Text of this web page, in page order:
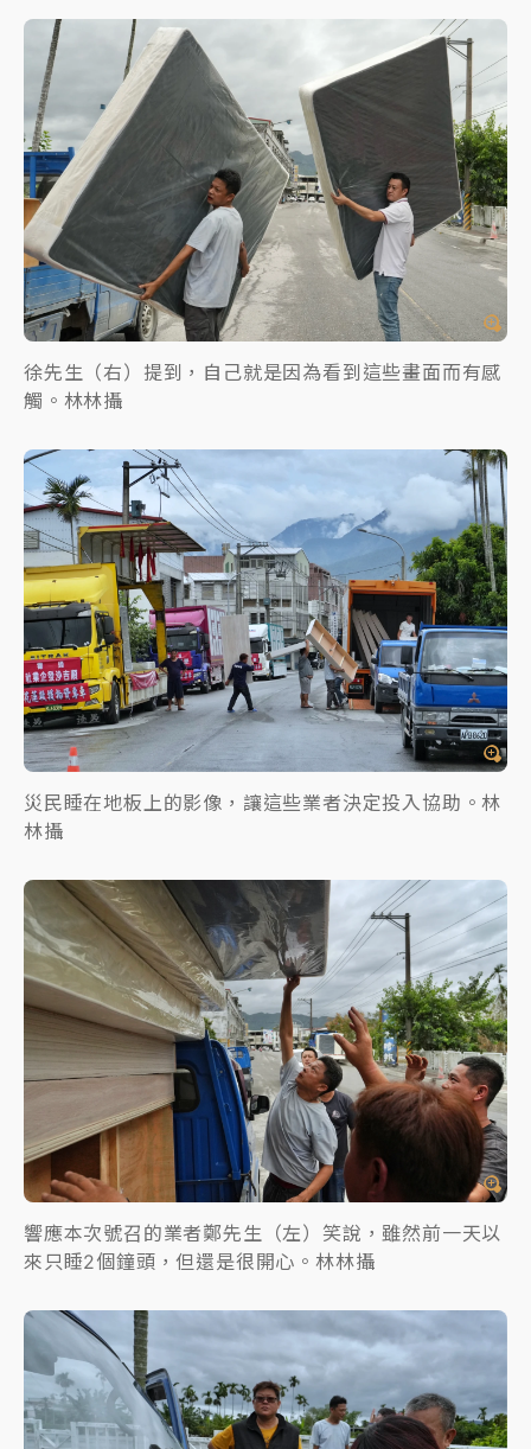
徐先生（右）提到，自己就是因為看到這些畫面而有感
觸。林林攝
災民睡在地板上的影像，讓這些業者決定投入協助。林
林攝
響應本次號召的業者鄭先生（左）笑說，雖然前一天以
來只睡2個鐘頭，但還是很開心。林林攝